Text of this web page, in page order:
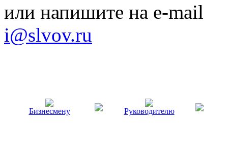
или напишите на e-mail
i@slvov.ru
Бизнесмену Руководителю